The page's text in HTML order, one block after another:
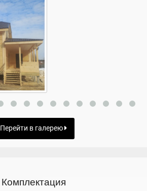
Перейти в галерею
Комплектация